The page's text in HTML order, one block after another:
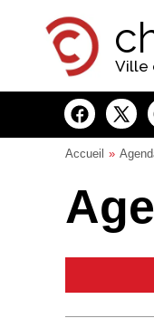
Ville
Accueil